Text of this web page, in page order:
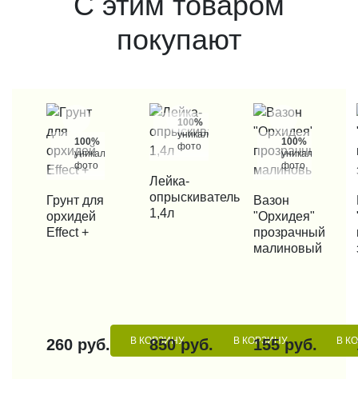
покупают
100%
уникальные
фото
КУПИТЬ В 1 КЛИК
Грунт для
орхидей
Effect +
260 руб. В КОРЗИНУ
100%
уникальные
фото
КУПИТЬ В 1 КЛИК
Лейка-
опрыскиватель
1,4л
850 руб. В КОРЗИНУ
100%
уникальные
фото
КУПИТЬ В 1 КЛИК
Вазон
"Орхидея"
прозрачный
малиновый
155 руб. В